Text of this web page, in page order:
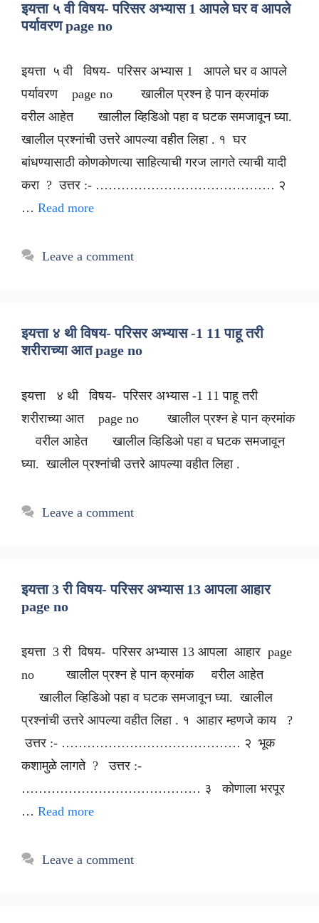
इयत्ता ५ वी विषय- परिसर अभ्यास 1 आपले घर व आपले
पर्यावरण page no
इयत्ता ५ वी विषय- परिसर अभ्यास 1 आपले घर व आपले
पर्यावरण page no खालील प्रश्न हे पान क्रमांक
वरील आहेत खालील व्हिडिओ पहा व घटक समजावून घ्या.
खालील प्रश्नांची उत्तरे आपल्या वहीत लिहा . १ घर
बांधण्यासाठी कोणकोणत्या साहित्याची गरज लागते त्याची यादी
करा ? उत्तर :- …………………………………… २
… Read more
Leave a comment
इयत्ता ४ थी विषय- परिसर अभ्यास -1 11 पाहू तरी
शरीराच्या आत page no
इयत्ता ४ थी विषय- परिसर अभ्यास -1 11 पाहू तरी
शरीराच्या आत page no खालील प्रश्न हे पान क्रमांक
वरील आहेत खालील व्हिडिओ पहा व घटक समजावून
घ्या. खालील प्रश्नांची उत्तरे आपल्या वहीत लिहा .
Leave a comment
इयत्ता 3 री विषय- परिसर अभ्यास 13 आपला आहार
page no
इयत्ता 3 री विषय- परिसर अभ्यास 13 आपला आहार page
no खालील प्रश्न हे पान क्रमांक वरील आहेत
खालील व्हिडिओ पहा व घटक समजावून घ्या. खालील
प्रश्नांची उत्तरे आपल्या वहीत लिहा . १ आहार म्हणजे काय ?
उत्तर :- …………………………………… २ भूक
कशामुळे लागते ? उत्तर :-
…………………………………… ३ कोणाला भरपूर
… Read more
Leave a comment